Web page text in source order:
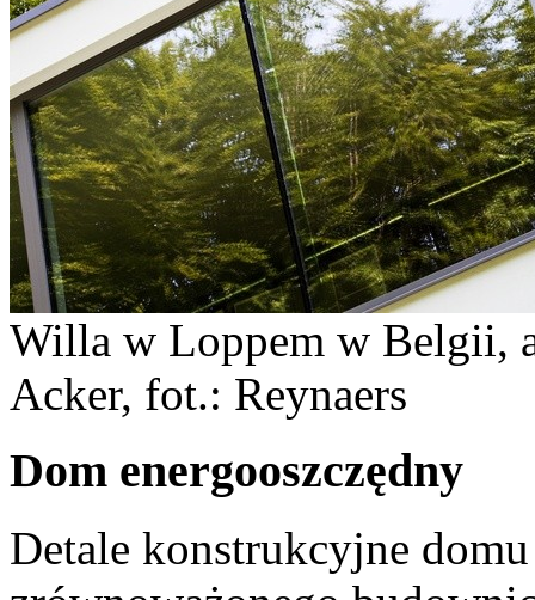
Willa w Loppem w Belgii,
Acker, fot.: Reynaers
Dom energooszczędny
Detale konstrukcyjne